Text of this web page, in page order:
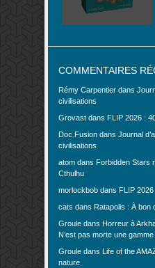
COMMENTAIRES
Rémy Carpentier dans
civilisations
Grovast dans FLIP 2026 :
Doc.Fusion dans Journal
civilisations
atom dans Forbidden Stars
Cthulhu
morlockbob dans FLIP 2026
cats dans Ratapolis : À bon
Groule dans Horreur à
N’est pas morte une
Groule dans Life of the
nature